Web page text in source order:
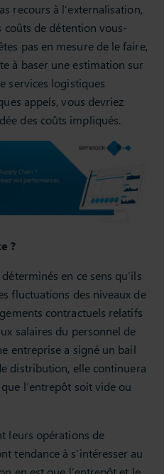
recours à l’externalisation,
coûts de détention vous-
pas en mesure de le faire,
à baser une estimation sur
services logistiques
appels, vous devriez
des coûts impliqués.
?
en ce sens qu’ils
fluctuations des niveaux de
contractuels relatifs
salaires du personnel de
entreprise a signé un bail
distribution, elle continuera
l’entrepôt soit vide ou
leurs opérations de
tendance à s’intéresser au